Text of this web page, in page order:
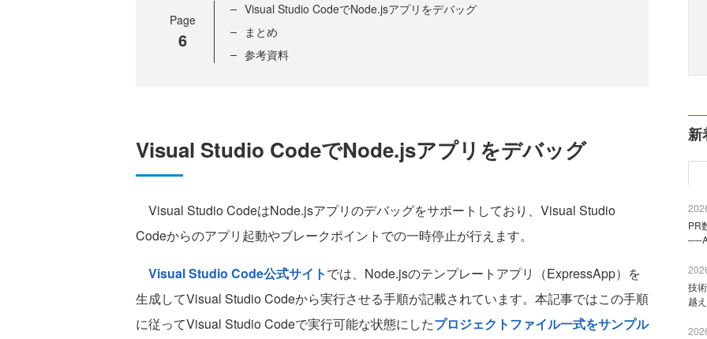
Page
6
Visual Studio CodeでNode.jsアプリをデバッグ
まとめ
参考資料
Visual Studio CodeでNode.jsアプリをデバッグ
Visual Studio CodeはNode.jsアプリのデバッグをサポートしており、Visual Studio
Codeからのアプリ起動やブレークポイントでの一時停止が行えます。
Visual Studio Code公式サイトでは、Node.jsのテンプレートアプリ（ExpressApp）を
生成してVisual Studio Codeから実行させる手順が記載されています。本記事ではこの手順
に従ってVisual Studio Codeで実行可能な状態にしたプロジェクトファイル一式をサンプル
新
PR
技
越